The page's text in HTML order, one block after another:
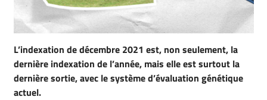
L’indexation de décembre 2021 est, non seulement, la
dernière indexation de l’année, mais elle est surtout la
dernière sortie, avec le système d’évaluation génétique
actuel.